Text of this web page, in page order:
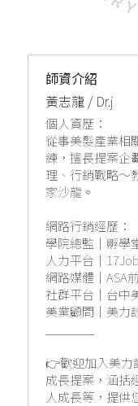
師資介紹
黃志龍 / Dr.j
個人資歷：
從事美髮產業相
練，擅長提案企
理、行銷戰略～
家沙龍。
網路行銷經歷：
學院總監｜孵學
人力平台｜
網路媒體｜ASA
社群平台｜台中
美業顧問｜美力
👉歡迎加入美力
成長提案，涵括
人成長等，提供